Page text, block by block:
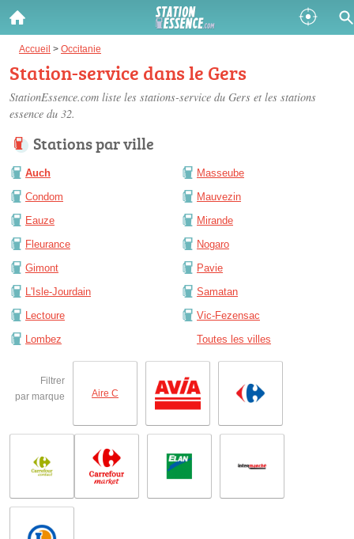
Accueil > Occitanie
Station-service dans le Gers
StationEssence.com liste les stations-service du Gers et les stations
essence du 32.
Stations par ville
Auch
Condom
Eauze
Fleurance
Gimont
L'Isle-Jourdain
Lectoure
Lombez
Masseube
Mauvezin
Mirande
Nogaro
Pavie
Samatan
Vic-Fezensac
Toutes les villes
Filtrer
par marque
Aire C
Gazole :
Disponible Épuisé
SP 98 :
Disponible
SP 95 :